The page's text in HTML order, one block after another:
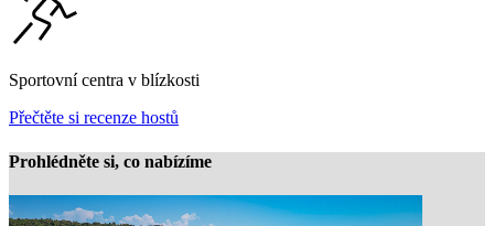
Sportovní centra v blízkosti
Přečtěte si recenze hostů
Prohlédněte si, co nabízíme